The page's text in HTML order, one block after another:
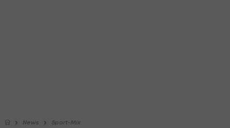
News Sport-Mix